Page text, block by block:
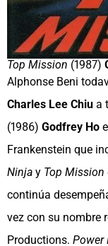
Top Mission (1987)
Alphonse Beni
Charles Lee Chiu a
(1986) Godfrey Ho
Frankenstein que
Ninja y Top Mission
continúa
vez con su nombre
Productions. Power